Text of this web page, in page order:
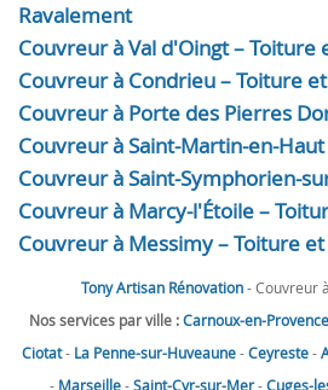
Ravalement
Couvreur à Val d'Oingt – Toiture
Couvreur à Condrieu – Toiture
Couvreur à Porte des Pierres
Couvreur à Saint-Martin-en-
Couvreur à Saint-Symphorien-
Couvreur à Marcy-l'Étoile –
Couvreur à Messimy – Toiture
Tony Artisan Rénovation- Couvreur
Nos services par ville :Carnoux-en-Provence
Ciotat- La Penne-sur-Huveaune-Ceyreste-
- Marseille-Saint-Cyr-sur-Mer-Cuges-